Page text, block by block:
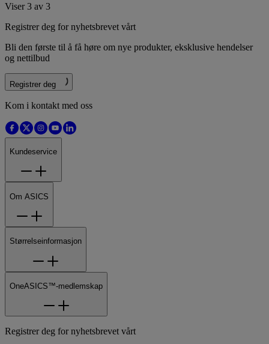
Viser 3 av 3
Registrer deg for nyhetsbrevet vårt
Bli den første til å få høre om nye produkter, eksklusive hendelser
og nettilbud
Registrer deg
Kom i kontakt med oss
Kundeservice
Om ASICS
Størrelseinformasjon
OneASICS™-medlemskap
Registrer deg for nyhetsbrevet vårt